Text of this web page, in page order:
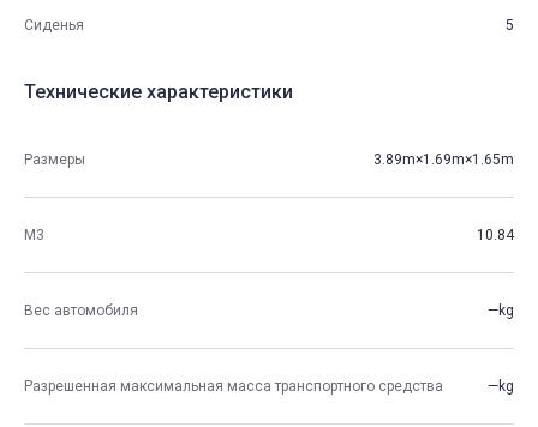
Сиденья 5
Технические характеристики
Размеры 3.89m×1.69m×1.65m
М3 10.84
Вес автомобиля —kg
Разрешенная максимальная масса транспортного средства —kg